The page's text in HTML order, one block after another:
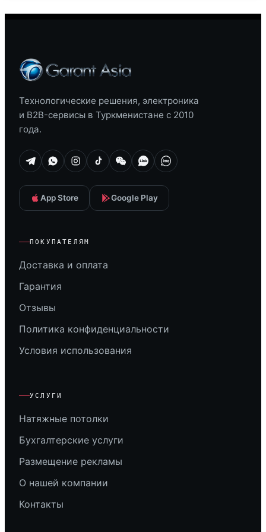
Технологические решения, электроника
и B2B-сервисы в Туркменистане с 2010
года.
App Store Google Play
ПОКУПАТЕЛЯМ
Доставка и оплата
Гарантия
Отзывы
Политика конфиденциальности
Условия использования
УСЛУГИ
Натяжные потолки
Бухгалтерские услуги
Размещение рекламы
О нашей компании
Контакты